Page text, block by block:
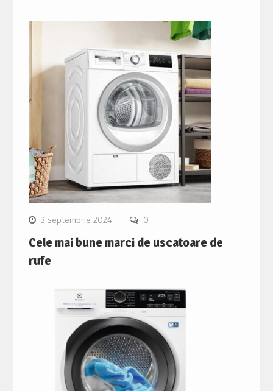
3 septembrie 2024 0
Cele mai bune marci de uscatoare de
rufe